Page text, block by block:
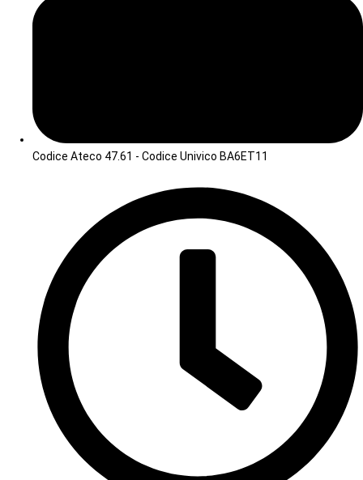
Codice Ateco 47.61 - Codice Univico BA6ET11